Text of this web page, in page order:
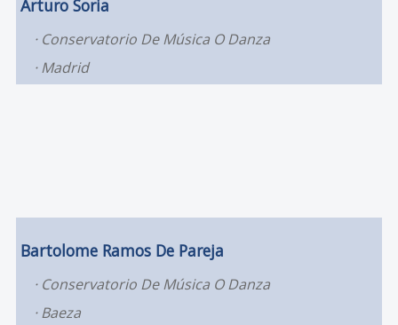
Arturo Soria
Conservatorio De Música O Danza
Madrid
Bartolome Ramos De Pareja
Conservatorio De Música O Danza
Baeza